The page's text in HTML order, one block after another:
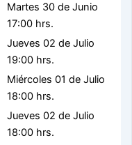
Martes 30 de Junio
17:00 hrs.
Jueves 02 de Julio
19:00 hrs.
Miércoles 01 de Julio
18:00 hrs.
Jueves 02 de Julio
18:00 hrs.